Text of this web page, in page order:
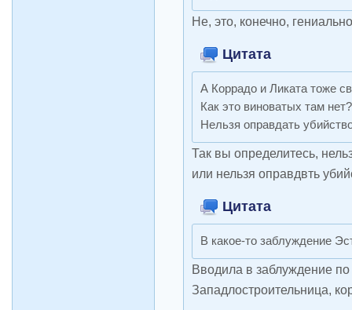
Не, это, конечно,
Цитата
А Коррадо и Ликата тоже
Как это виноватых там нет?
Нельзя оправдать
Так вы определитесь,
или нельзя оправдвть
Цитата
В какое-то заблуждение
Вводила в заблуждение
Западлостроительница,